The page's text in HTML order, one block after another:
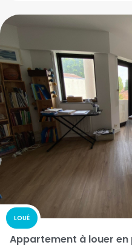
Appartement à louer en
LOUÉ